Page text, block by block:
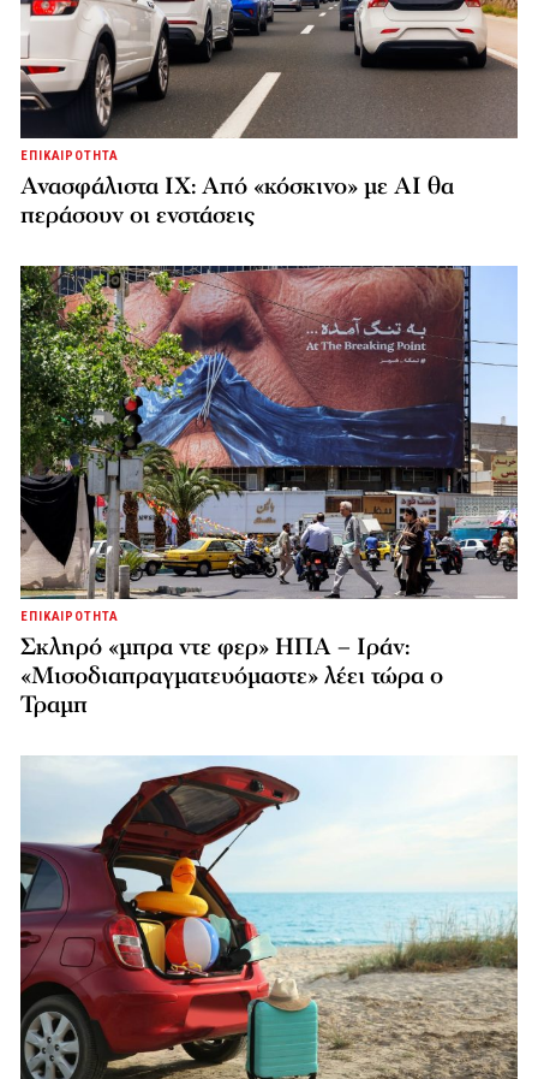
ΕΠΙΚΑΙΡΟΤΗΤΑ
Ανασφάλιστα ΙΧ: Από «κόσκινο» με AI θα
περάσουν οι ενστάσεις
ΕΠΙΚΑΙΡΟΤΗΤΑ
Σκληρό «μπρα ντε φερ» ΗΠΑ – Ιράν:
«Μισοδιαπραγματευόμαστε» λέει τώρα ο
Τραμπ